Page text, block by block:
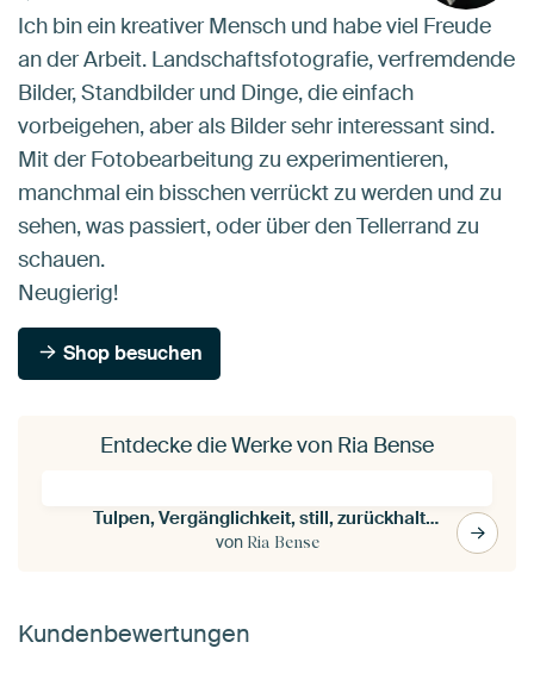
Ich bin ein kreativer Mensch und habe viel Freude
an der Arbeit. Landschaftsfotografie, verfremdende
Bilder, Standbilder und Dinge, die einfach
vorbeigehen, aber als Bilder sehr interessant sind.
Mit der Fotobearbeitung zu experimentieren,
manchmal ein bisschen verrückt zu werden und zu
sehen, was passiert, oder über den Tellerrand zu
schauen.
Neugierig!
Shop besuchen
Entdecke die Werke von Ria Bense
Tulpen, Vergänglichkeit, still, zurückhaltend, klassisch
von Ria Bense
Kundenbewertungen